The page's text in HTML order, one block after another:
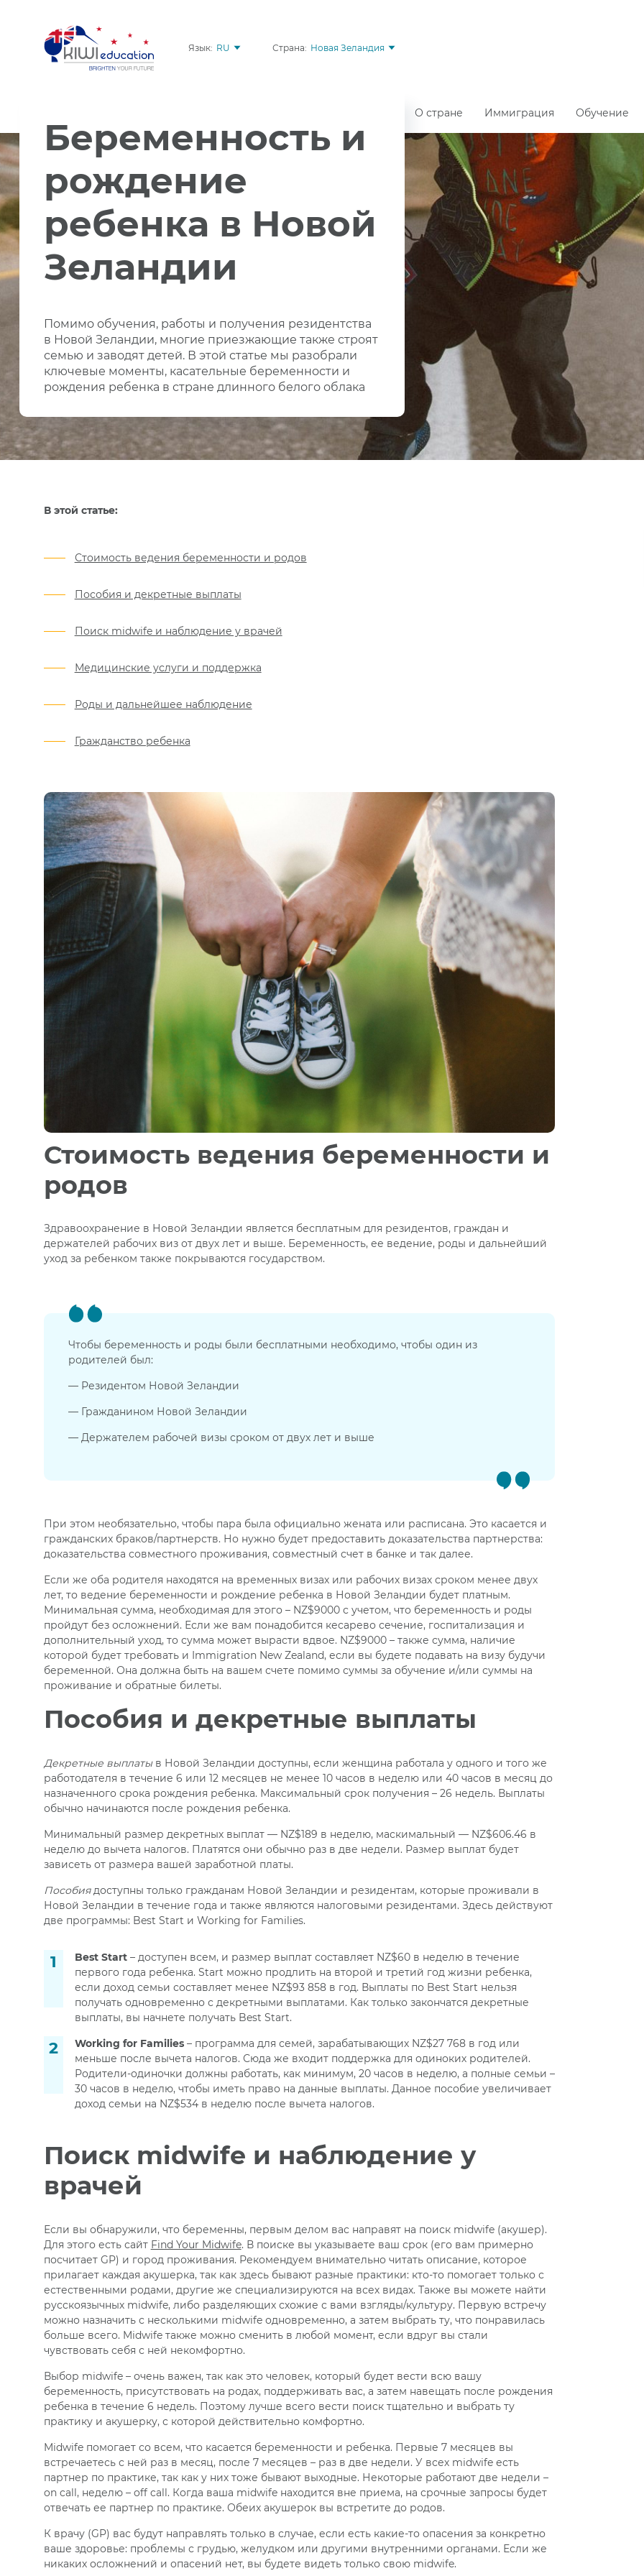
Язык: RU Страна: Новая Зеландия
Беременность и
рождение
ребенка в Новой
Зеландии
Помимо обучения, работы и получения резидентства
в Новой Зеландии, многие приезжающие также строят
семью и заводят детей. В этой статье мы разобрали
ключевые моменты, касательные беременности и
рождения ребенка в стране длинного белого облака
О стране Иммиграция Обучение
В этой статье:
Стоимость ведения беременности и родов
Пособия и декретные выплаты
Поиск midwife и наблюдение у врачей
Медицинские услуги и поддержка
Роды и дальнейшее наблюдение
Гражданство ребенка
Стоимость ведения беременности и
родов
Здравоохранение в Новой Зеландии является бесплатным для резидентов, граждан и
держателей рабочих виз от двух лет и выше. Беременность, ее ведение, роды и дальнейший
уход за ребенком также покрываются государством.
Чтобы беременность и роды были бесплатными необходимо, чтобы один из
родителей был:
— Резидентом Новой Зеландии
— Гражданином Новой Зеландии
— Держателем рабочей визы сроком от двух лет и выше
При этом необязательно, чтобы пара была официально жената или расписана. Это касается и
гражданских браков/партнерств. Но нужно будет предоставить доказательства партнерства:
доказательства совместного проживания, совместный счет в банке и так далее.
Если же оба родителя находятся на временных визах или рабочих визах сроком менее двух
лет, то ведение беременности и рождение ребенка в Новой Зеландии будет платным.
Минимальная сумма, необходимая для этого – NZ$9000 с учетом, что беременность и роды
пройдут без осложнений. Если же вам понадобится кесарево сечение, госпитализация и
дополнительный уход, то сумма может вырасти вдвое. NZ$9000 – также сумма, наличие
которой будет требовать и Immigration New Zealand, если вы будете подавать на визу будучи
беременной. Она должна быть на вашем счете помимо суммы за обучение и/или суммы на
проживание и обратные билеты.
Пособия и декретные выплаты
Декретные выплатыв Новой Зеландии доступны, если женщина работала у одного и того же
работодателя в течение 6 или 12 месяцев не менее 10 часов в неделю или 40 часов в месяц до
назначенного срока рождения ребенка. Максимальный срок получения – 26 недель. Выплаты
обычно начинаются после рождения ребенка.
Минимальный размер декретных выплат — NZ$189 в неделю, маскимальный — NZ$606.46 в
неделю до вычета налогов. Платятся они обычно раз в две недели. Размер выплат будет
зависеть от размера вашей заработной платы.
Пособиядоступны только гражданам Новой Зеландии и резидентам, которые проживали в
Новой Зеландии в течение года и также являются налоговыми резидентами. Здесь действуют
две программы: Best Start и Working for Families.
Best Start– доступен всем, и размер выплат составляет NZ$60 в неделю в течение
первого года ребенка. Start можно продлить на второй и третий год жизни ребенка,
если доход семьи составляет менее NZ$93 858 в год. Выплаты по Best Start нельзя
получать одновременно с декретными выплатами. Как только закончатся декретные
выплаты, вы начнете получать Best Start.
Working for Families– программа для семей, зарабатывающих NZ$27 768 в год или
меньше после вычета налогов. Сюда же входит поддержка для одиноких родителей.
Родители-одиночки должны работать, как минимум, 20 часов в неделю, а полные семьи –
30 часов в неделю, чтобы иметь право на данные выплаты. Данное пособие увеличивает
доход семьи на NZ$534 в неделю после вычета налогов.
Поиск midwife и наблюдение у
врачей
Если вы обнаружили, что беременны, первым делом вас направят на поиск midwife (акушер).
Для этого есть сайт Find Your Midwife. В поиске вы указываете ваш срок (его вам примерно
посчитает GP) и город проживания. Рекомендуем внимательно читать описание, которое
прилагает каждая акушерка, так как здесь бывают разные практики: кто-то помогает только с
естественными родами, другие же специализируются на всех видах. Также вы можете найти
русскоязычных midwife, либо разделяющих схожие с вами взгляды/культуру. Первую встречу
можно назначить с несколькими midwife одновременно, а затем выбрать ту, что понравилась
больше всего. Midwife также можно сменить в любой момент, если вдруг вы стали
чувствовать себя с ней некомфортно.
Выбор midwife – очень важен, так как это человек, который будет вести всю вашу
беременность, присутствовать на родах, поддерживать вас, а затем навещать после рождения
ребенка в течение 6 недель. Поэтому лучше всего вести поиск тщательно и выбрать ту
практику и акушерку, с которой действительно комфортно.
Midwife помогает со всем, что касается беременности и ребенка. Первые 7 месяцев вы
встречаетесь с ней раз в месяц, после 7 месяцев – раз в две недели. У всех midwife есть
партнер по практике, так как у них тоже бывают выходные. Некоторые работают две недели –
on call, неделю – off call. Когда ваша midwife находится вне приема, на срочные запросы будет
отвечать ее партнер по практике. Обеих акушерок вы встретите до родов.
К врачу (GP) вас будут направлять только в случае, если есть какие-то опасения за конкретно
ваше здоровье: проблемы с грудью, желудком или другими внутренними органами. Если же
никаких осложнений и опасений нет, вы будете видеть только свою midwife.